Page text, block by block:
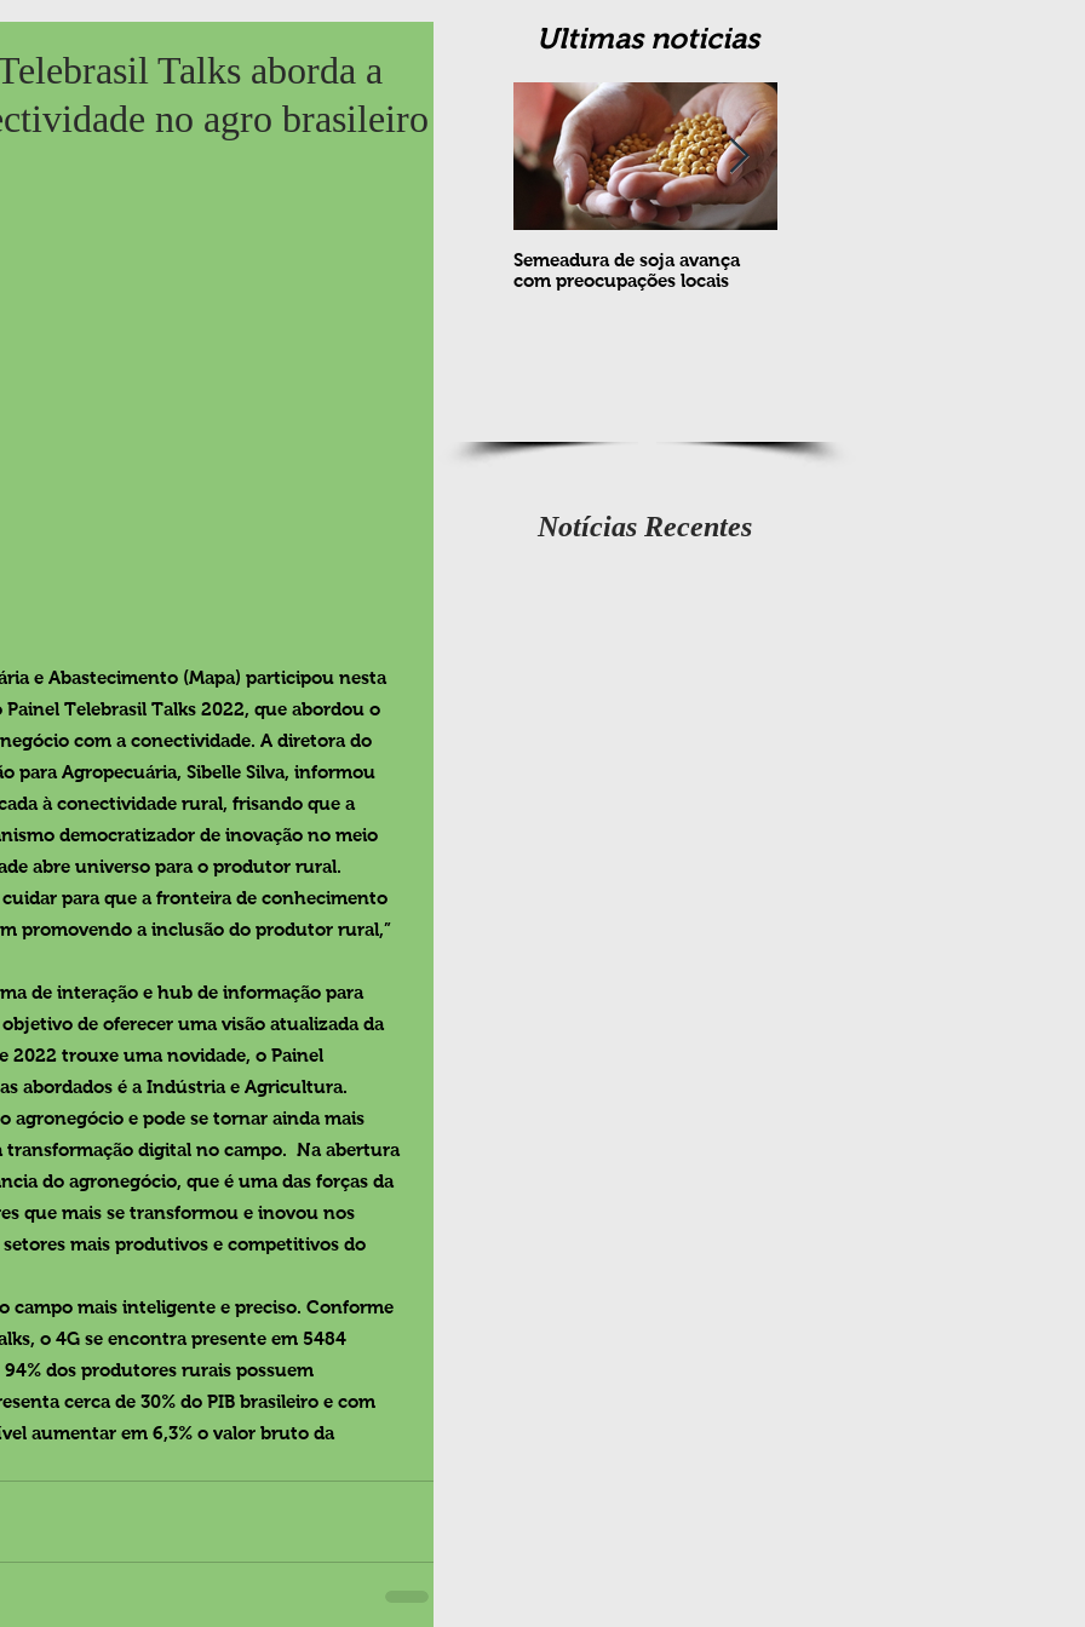
Talks aborda a
no agro brasileiro
e Abastecimento (Mapa) participou nesta
Telebrasil Talks 2022, que abordou o
com a conectividade. A diretora do
para Agropecuária, Sibelle Silva, informou
à conectividade rural, frisando que a
democratizador de inovação no meio
abre universo para o produtor rural.
para que a fronteira de conhecimento
promovendo a inclusão do produtor rural,”
de interação e hub de informação para
de oferecer uma visão atualizada da
2022 trouxe uma novidade, o Painel
abordados é a Indústria e Agricultura.
agronegócio e pode se tornar ainda mais
digital no campo.  Na abertura
do agronegócio, que é uma das forças da
que mais se transformou e inovou nos
mais produtivos e competitivos do
campo mais inteligente e preciso. Conforme
o 4G se encontra presente em 5484
dos produtores rurais possuem
cerca de 30% do PIB brasileiro e com
aumentar em 6,3% o valor bruto da
Ultimas noticias
Semeadura de soja avança
com preocupações locais
Notícias Recentes